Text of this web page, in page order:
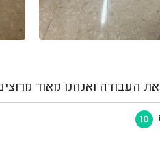
העבודה ואנחנו מאוד
10